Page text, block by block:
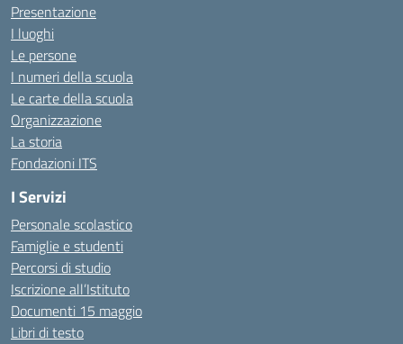
Presentazione
I luoghi
Le persone
I numeri della scuola
Le carte della scuola
Organizzazione
La storia
Fondazioni ITS
I Servizi
Personale scolastico
Famiglie e studenti
Percorsi di studio
Iscrizione all’Istituto
Documenti 15 maggio
Libri di testo